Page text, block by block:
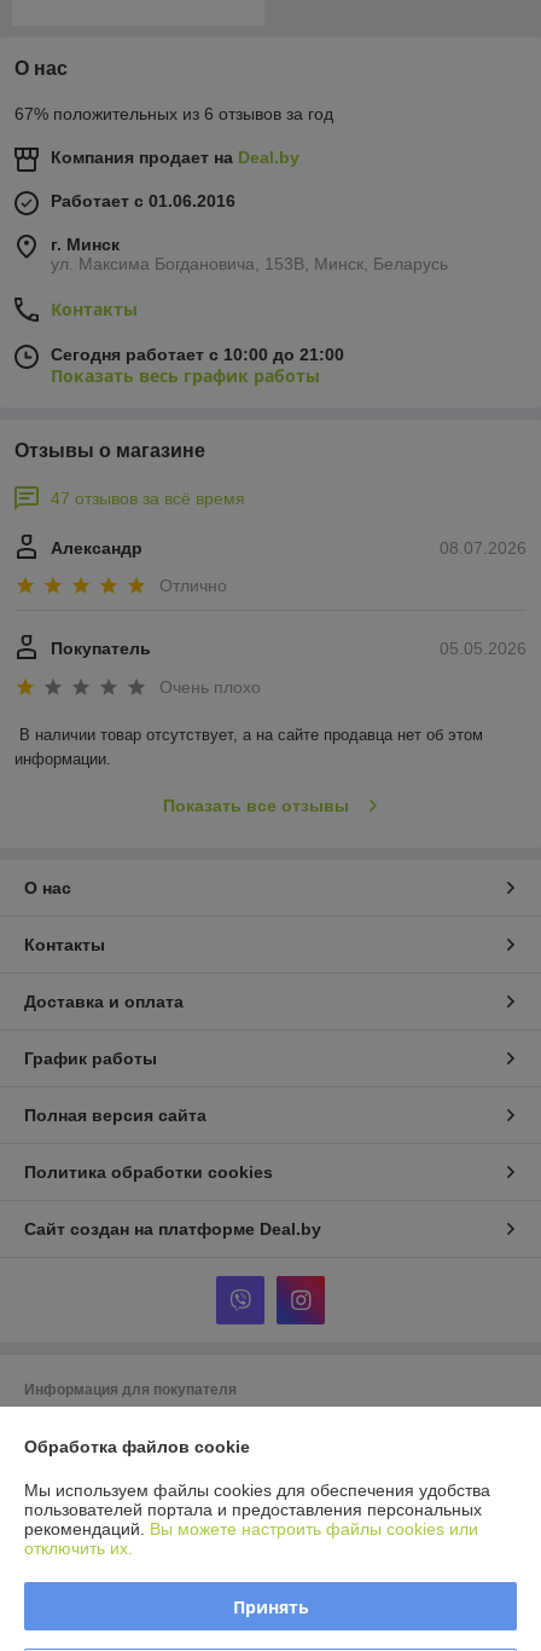
О нас
67% положительных из 6 отзывов за год
Компания продает на Deal.by
Работает с 01.06.2016
г. Минск
ул. Максима Богдановича, 153В, Минск, Беларусь
Контакты
Сегодня работает с 10:00 до 21:00
Показать весь график работы
Отзывы о магазине
47 отзывов за всё время
08.07.2026
Александр
Отлично
05.05.2026
Покупатель
Очень плохо
В наличии товар отсутствует, а на сайте продавца нет об этом
информации.
Показать все отзывы
О нас
Контакты
Доставка и оплата
График работы
Полная версия сайта
Политика обработки cookies
Сайт создан на платформе Deal.by
Информация для покупателя
г.Минск, пр-т Партизанский 168/25
Регистрационный номер ЕГР: 192672952
УНП: 192672952
Дата регистрации компании: 28.11.2016
Обработка файлов cookie
Мы используем файлы cookies для обеспечения удобства
пользователей портала и предоставления персональных
рекомендаций. Вы можете настроить файлы cookies или
отключить их.
Принять